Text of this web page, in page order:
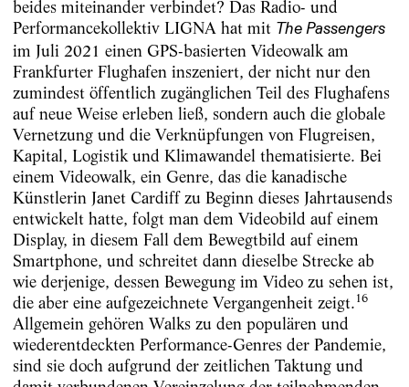
beides miteinander verbindet? Das Radio- und
Performancekollektiv LIGNA hat mit The Passengers
im Juli 2021 einen GPS-basierten Videowalk am
Frankfurter Flughafen inszeniert, der nicht nur den
zumindest öffentlich zugänglichen Teil des Flughafens
auf neue Weise erleben ließ, sondern auch die globale
Vernetzung und die Verknüpfungen von Flugreisen,
Kapital, Logistik und Klimawandel thematisierte. Bei
einem Videowalk, ein Genre, das die kanadische
Künstlerin Janet Cardiff zu Beginn dieses Jahrtausends
entwickelt hatte, folgt man dem Videobild auf einem
Display, in diesem Fall dem Bewegtbild auf einem
Smartphone, und schreitet dann dieselbe Strecke ab
wie derjenige, dessen Bewegung im Video zu sehen ist,
die aber eine aufgezeichnete Vergangenheit zeigt.16
Allgemein gehören Walks zu den populären und
wiederentdeckten Performance-Genres der Pandemie,
sind sie doch aufgrund der zeitlichen Taktung und